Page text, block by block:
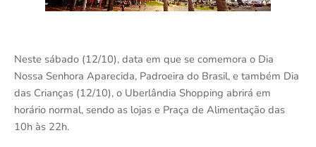
Neste sábado (12/10), data em que se comemora o Dia
Nossa Senhora Aparecida, Padroeira do Brasil, e também Dia
das Crianças (12/10), o Uberlândia Shopping abrirá em
horário normal, sendo as lojas e Praça de Alimentação das
10h às 22h.